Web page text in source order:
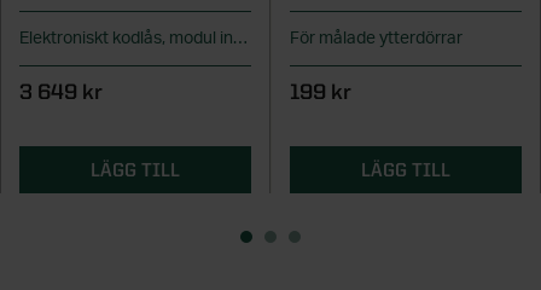
Elektroniskt kodlås, modul ingår
3 649 kr
LÄGG TILL
För målade ytterdörrar
199 kr
LÄGG TILL